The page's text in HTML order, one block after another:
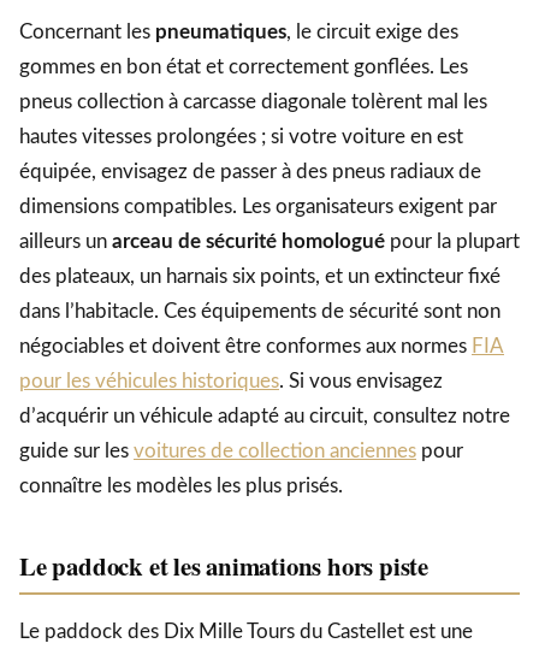
Concernant les pneumatiques, le circuit exige des
gommes en bon état et correctement gonflées. Les
pneus collection à carcasse diagonale tolèrent mal les
hautes vitesses prolongées ; si votre voiture en est
équipée, envisagez de passer à des pneus radiaux de
dimensions compatibles. Les organisateurs exigent par
ailleurs un arceau de sécurité homologué pour la plupart
des plateaux, un harnais six points, et un extincteur fixé
dans l’habitacle. Ces équipements de sécurité sont non
négociables et doivent être conformes aux normes FIA
pour les véhicules historiques. Si vous envisagez
d’acquérir un véhicule adapté au circuit, consultez notre
guide sur les voitures de collection anciennes pour
connaître les modèles les plus prisés.
Le paddock et les animations hors piste
Le paddock des Dix Mille Tours du Castellet est une